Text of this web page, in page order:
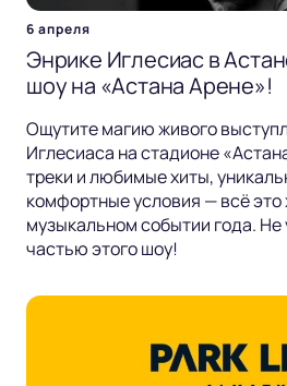
6 апреля
Энрике Иглесиас в
шоу на «Астана Арене»!
Ощутите магию живого
Иглесиаса на стадионе
треки и любимые хиты,
комфортные условия — всё это
музыкальном событии года. Не
частью этого шоу!